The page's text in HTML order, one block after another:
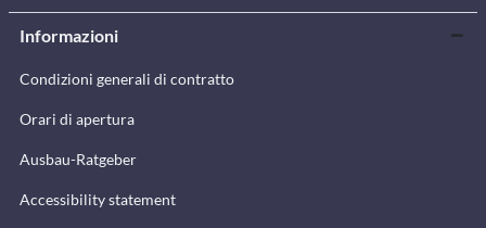
Informazioni
Condizioni generali di contratto
Orari di apertura
Ausbau-Ratgeber
Accessibility statement